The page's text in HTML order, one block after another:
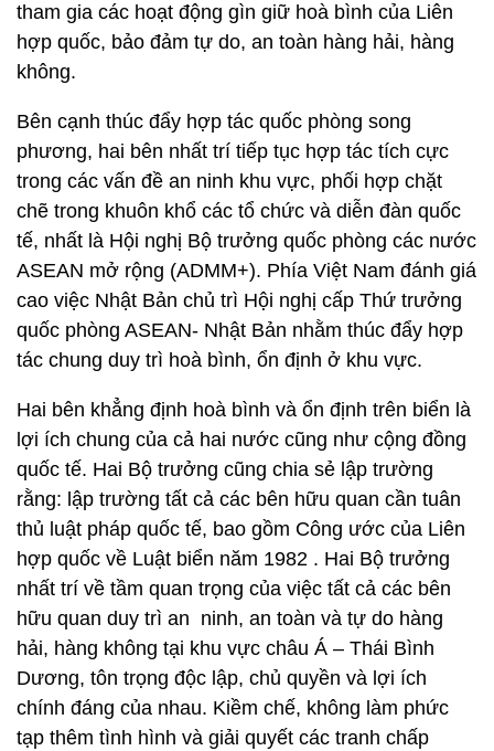
tham gia các hoạt động gìn giữ hoà bình của Liên
hợp quốc, bảo đảm tự do, an toàn hàng hải, hàng
không.
Bên cạnh thúc đẩy hợp tác quốc phòng song
phương, hai bên nhất trí tiếp tục hợp tác tích cực
trong các vấn đề an ninh khu vực, phối hợp chặt
chẽ trong khuôn khổ các tổ chức và diễn đàn quốc
tế, nhất là Hội nghị Bộ trưởng quốc phòng các nước
ASEAN mở rộng (ADMM+). Phía Việt Nam đánh giá
cao việc Nhật Bản chủ trì Hội nghị cấp Thứ trưởng
quốc phòng ASEAN- Nhật Bản nhằm thúc đẩy hợp
tác chung duy trì hoà bình, ổn định ở khu vực.
Hai bên khẳng định hoà bình và ổn định trên biển là
lợi ích chung của cả hai nước cũng như cộng đồng
quốc tế. Hai Bộ trưởng cũng chia sẻ lập trường
rằng: lập trường tất cả các bên hữu quan cần tuân
thủ luật pháp quốc tế, bao gồm Công ước của Liên
hợp quốc về Luật biển năm 1982 . Hai Bộ trưởng
nhất trí về tầm quan trọng của việc tất cả các bên
hữu quan duy trì an ninh, an toàn và tự do hàng
hải, hàng không tại khu vực châu Á – Thái Bình
Dương, tôn trọng độc lập, chủ quyền và lợi ích
chính đáng của nhau. Kiềm chế, không làm phức
tạp thêm tình hình và giải quyết các tranh chấp